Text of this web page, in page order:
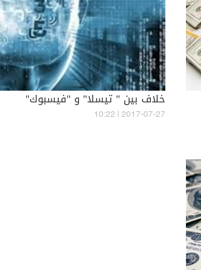
خلاف بين " تيسلا" و "فيسبوك"
10:22 | 2017-07-27